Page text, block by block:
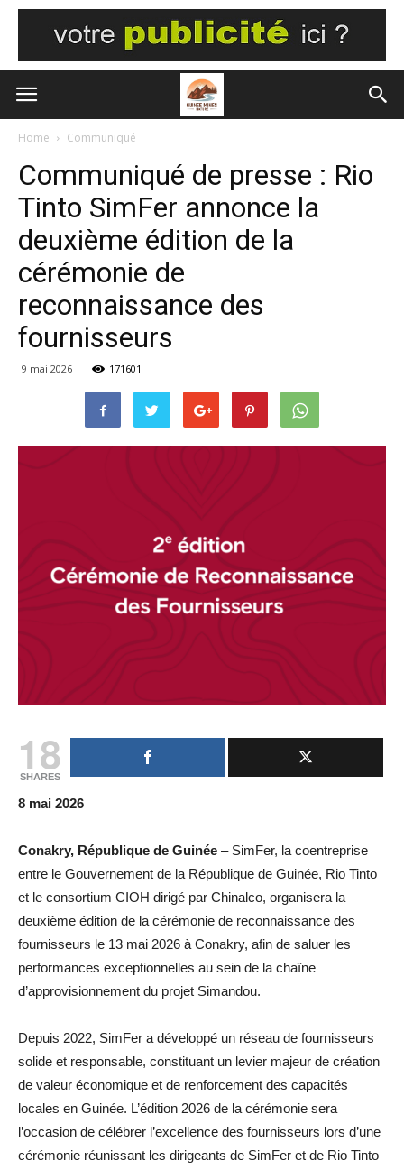
Home Communiqué
Communiqué de presse : Rio
Tinto SimFer annonce la
deuxième édition de la
cérémonie de
reconnaissance des
fournisseurs
9 mai 2026 171601
18
SHARES
8 mai 2026
Conakry, République de Guinée – SimFer, la coentreprise
entre le Gouvernement de la République de Guinée, Rio Tinto
et le consortium CIOH dirigé par Chinalco, organisera la
deuxième édition de la cérémonie de reconnaissance des
fournisseurs le 13 mai 2026 à Conakry, afin de saluer les
performances exceptionnelles au sein de la chaîne
d’approvisionnement du projet Simandou.
Depuis 2022, SimFer a développé un réseau de fournisseurs
solide et responsable, constituant un levier majeur de création
de valeur économique et de renforcement des capacités
locales en Guinée. L’édition 2026 de la cérémonie sera
l’occasion de célébrer l’excellence des fournisseurs lors d’une
cérémonie réunissant les dirigeants de SimFer et de Rio Tinto